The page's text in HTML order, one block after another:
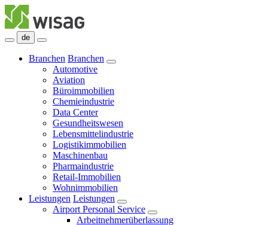
de
Branchen Branchen
Automotive
Aviation
Büroimmobilien
Chemieindustrie
Data Center
Gesundheitswesen
Lebensmittelindustrie
Logistikimmobilien
Maschinenbau
Pharmaindustrie
Retail-Immobilien
Wohnimmobilien
Leistungen Leistungen
Airport Personal Service
Arbeitnehmerüberlassung